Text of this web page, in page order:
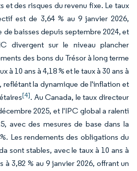
et des risques du revenu fixe. Le taux
est de 3,64 % au 9 janvier 2026,
de baisses depuis septembre 2024, et
divergent sur le niveau plancher
des bons du Trésor à long terme
à 10 ans à 4,18 % et le taux à 30 ans à
reflétant la dynamique de l'inflation et
[4]. Au Canada, le taux directeur
2025, et l'IPC global a ralenti
avec des mesures de base dans la
Les rendements des obligations du
sont stables, avec le taux à 10 ans à
à 3,82 % au 9 janvier 2026, offrant un